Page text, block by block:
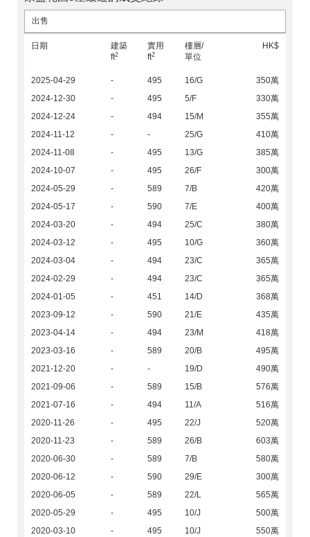
出售
日期
建築
ft2
實用
ft2
樓層/
單位
HK$
2025-04-29 - 495 16/G
350萬
2024-12-30
- 495 5/F
330萬
2024-12-24
- 494 15/M
355萬
2024-11-12
- - 25/G
410萬
2024-11-08
- 495 13/G
385萬
2024-10-07
- 495 26/F
300萬
2024-05-29
- 589 7/B
420萬
2024-05-17
- 590 7/E
400萬
2024-03-20
- 494 25/C
380萬
2024-03-12
- 495 10/G
360萬
2024-03-04
- 494 23/C
365萬
2024-02-29
- 494 23/C
365萬
2024-01-05
- 451 14/D
368萬
2023-09-12
- 590 21/E
435萬
2023-04-14
- 494 23/M
418萬
2023-03-16
- 589 20/B
495萬
2021-12-20
- - 19/D
490萬
2021-09-06
- 589 15/B
576萬
2021-07-16
- 494 11/A
516萬
2020-11-26
- 495 22/J
520萬
2020-11-23
- 589 26/B
603萬
2020-06-30
- 589 7/B
580萬
2020-06-12
- 590 29/E
300萬
2020-06-05
- 589 22/L
565萬
2020-05-29
- 495 10/J
500萬
2020-03-10
- 495 10/J
550萬